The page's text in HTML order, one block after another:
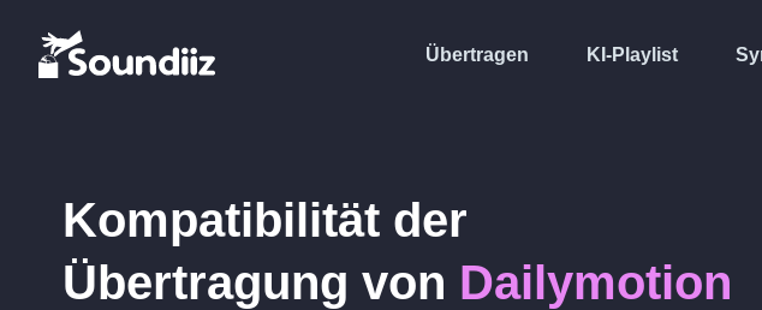
Übertragen KI-Playlist
Kompatibilität der
Übertragung von Dailymotion